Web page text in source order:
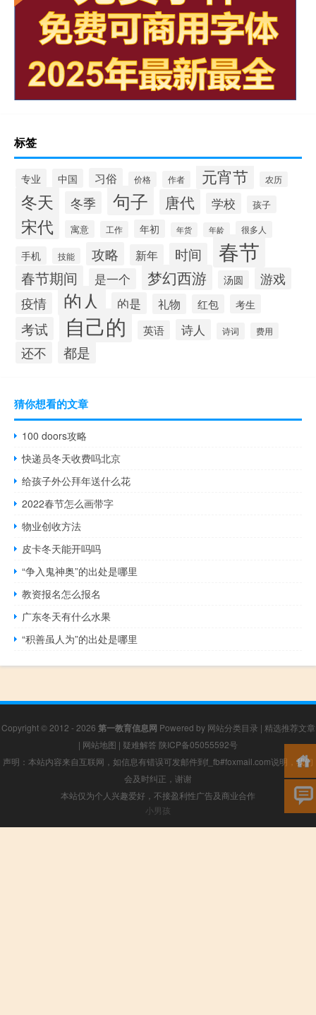
标签
专业 中国 习俗 价格 作者 元宵节 农历
冬天 冬季 句子 唐代 学校 孩子
宋代 寓意 工作 年初 年货 年龄 很多人
手机 技能 攻略 新年 时间 春节
春节期间 是一个 梦幻西游 汤圆
游戏
疫情
的人 的是 礼物 红包 考生
考试 自己的 英语 诗人 诗词 费用
还不 都是
猜你想看的文章
100 doors攻略
快递员冬天收费吗北京
给孩子外公拜年送什么花
2022春节怎么画带字
物业创收方法
皮卡冬天能开吗吗
“争入鬼神奥”的出处是哪里
教资报名怎么报名
广东冬天有什么水果
“积善虽人为”的出处是哪里
Copyright © 2012 - 2026 第一教育信息网 Powered by 网站分类目录 | 精选推荐文章
| 网站地图 | 疑难解答 陕ICP备05055592号
声明：本站内容来自互联网，如信息有错误可发邮件到f_fb#foxmail.com说明，我们
会及时纠正，谢谢
本站仅为个人兴趣爱好，不接盈利性广告及商业合作
小男孩